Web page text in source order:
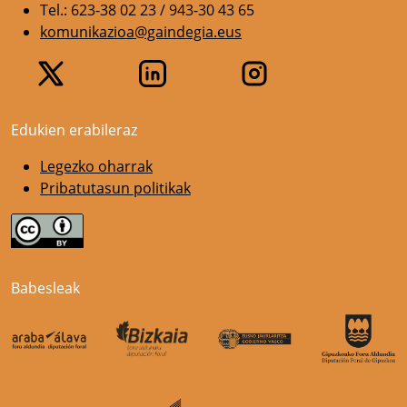
Tel.: 623-38 02 23 / 943-30 43 65
komunikazioa@gaindegia.eus
Edukien erabileraz
Legezko oharrak
Pribatutasun politikak
Babesleak